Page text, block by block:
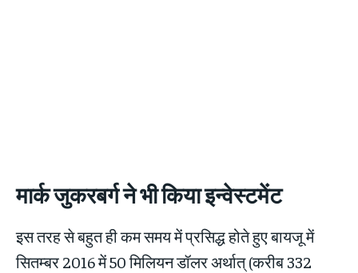
मार्क जुकरबर्ग ने भी किया इन्वेस्टमेंट
इस तरह से बहुत ही कम समय में प्रसिद्ध होते हुए बायजू में
सितम्बर 2016 में 50 मिलियन डॉलर अर्थात् (करीब 332